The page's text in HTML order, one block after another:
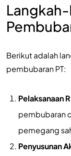
Berikut adalah
pembubaran PT:
Pelaksanaan
pembubaran
pemegang
Penyusunan